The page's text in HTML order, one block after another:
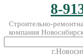
8-
Строительно-
компания